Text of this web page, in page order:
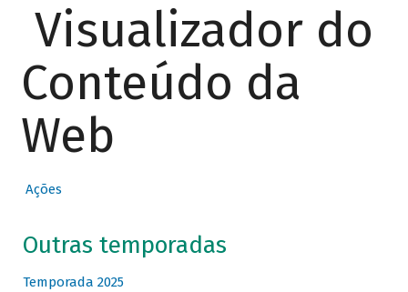
Visualizador do
Conteúdo da
Web
Ações
Outras temporadas
Temporada 2025